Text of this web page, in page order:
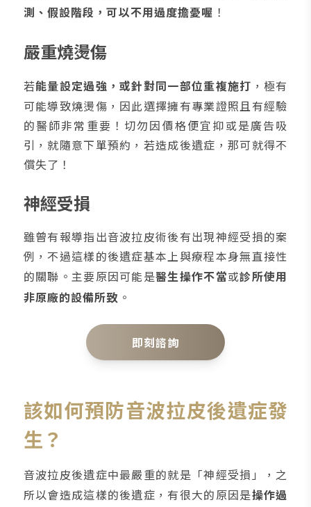
測、假設階段，可以不用過度擔憂喔 ！
嚴重燒燙傷
若能量設定過強，或針對同一部位重複施打 ，極有
可能導致燒燙傷，因此選擇擁有專業證照且有經驗
的醫師非常重要！切勿因價格便宜抑或是廣告吸
引，就隨意下單預約，若造成後遺症，那可就得不
償失了！
神經受損
雖曾有報導指出音波拉皮術後有出現神經受損的案
例，不過這樣的後遺症基本上與療程本身無直接性
的關聯。主要原因可能是醫生操作不當或診所使用
非原廠的設備所致 。
即刻諮詢
該如何預防音波拉皮後遺症發
生？
音波拉皮後遺症中最嚴重的就是「神經受損」，之
所以會造成這樣的後遺症，有很大的原因是操作過